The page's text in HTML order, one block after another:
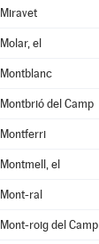
Miravet
Molar, el
Montblanc
Montbrió del Camp
Montferri
Montmell, el
Mont-ral
Mont-roig del Camp